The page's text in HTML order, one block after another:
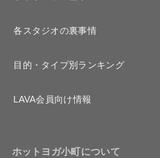
各スタジオの裏事情
目的・タイプ別ランキング
LAVA会員向け情報
ホットヨガ小町について